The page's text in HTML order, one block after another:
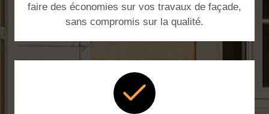
faire des économies sur vos travaux de façade,
sans compromis sur la qualité.